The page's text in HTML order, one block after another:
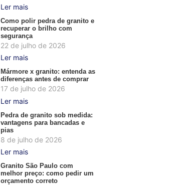
Ler mais
Como polir pedra de granito e
recuperar o brilho com
segurança
22 de julho de 2026
Ler mais
Mármore x granito: entenda as
diferenças antes de comprar
17 de julho de 2026
Ler mais
Pedra de granito sob medida:
vantagens para bancadas e
pias
8 de julho de 2026
Ler mais
Granito São Paulo com
melhor preço: como pedir um
orçamento correto